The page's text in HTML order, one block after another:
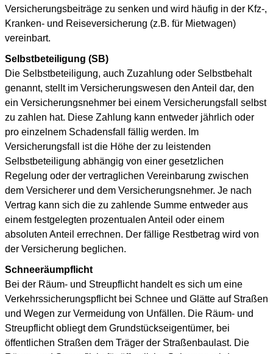
Versicherungsbeiträge zu senken und wird häufig in der Kfz-,
Kranken- und Reiseversicherung (z.B. für Mietwagen)
vereinbart.
Selbstbeteiligung (SB)
Die Selbstbeteiligung, auch Zuzahlung oder Selbstbehalt
genannt, stellt im Versicherungswesen den Anteil dar, den
ein Versicherungsnehmer bei einem Versicherungsfall selbst
zu zahlen hat. Diese Zahlung kann entweder jährlich oder
pro einzelnem Schadensfall fällig werden. Im
Versicherungsfall ist die Höhe der zu leistenden
Selbstbeteiligung abhängig von einer gesetzlichen
Regelung oder der vertraglichen Vereinbarung zwischen
dem Versicherer und dem Versicherungsnehmer. Je nach
Vertrag kann sich die zu zahlende Summe entweder aus
einem festgelegten prozentualen Anteil oder einem
absoluten Anteil errechnen. Der fällige Restbetrag wird von
der Versicherung beglichen.
Schneeräumpflicht
Bei der Räum- und Streupflicht handelt es sich um eine
Verkehrssicherungspflicht bei Schnee und Glätte auf Straßen
und Wegen zur Vermeidung von Unfällen. Die Räum- und
Streupflicht obliegt dem Grundstückseigentümer, bei
öffentlichen Straßen dem Träger der Straßenbaulast. Die